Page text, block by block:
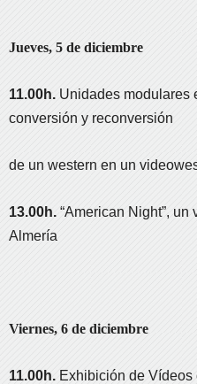
Jueves, 5 de diciembre
11.00h. Unidades modulares
conversión y reconversión
de un western en un
13.00h. “American Night”,
Almería
Viernes, 6 de diciembre
11.00h. Exhibición de